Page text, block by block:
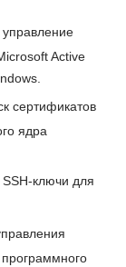
Active
сертификатов
ядра
ключи для